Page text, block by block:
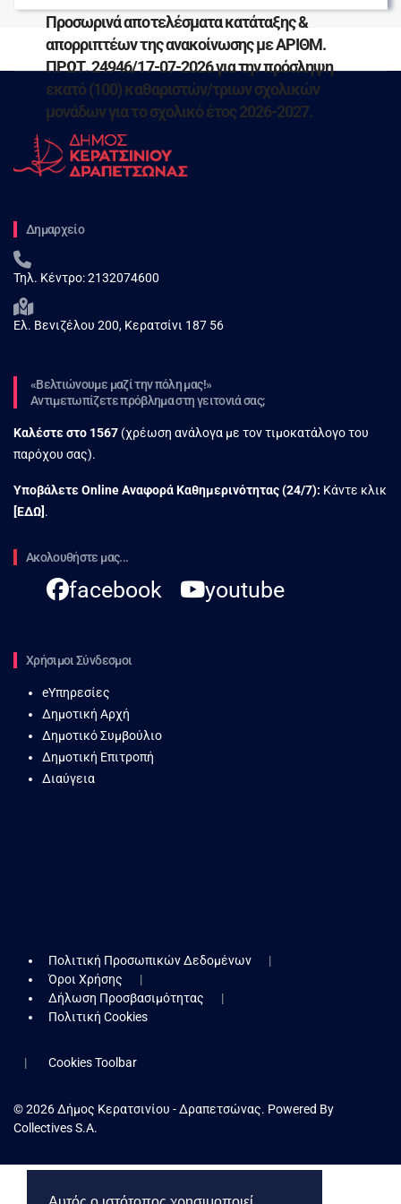
Προσωρινά αποτελέσματα κατάταξης &
απορριπτέων της ανακοίνωσης με ΑΡΙΘΜ.
ΠΡΩΤ. 24946/17-07-2026 για την πρόσληψη
εκατό (100) καθαριστών/τριων σχολικών
μονάδων για το σχολικό έτος 2026-2027.
Δημαρχείο
Τηλ. Κέντρο:2132074600
Ελ. Βενιζέλου 200, Κερατσίνι 187 56
«Βελτιώνουμε μαζί την πόλη μας!»
Αντιμετωπίζετε πρόβλημα στη γειτονιά σας;
Καλέστε στο 1567 (χρέωση ανάλογα με τον τιμοκατάλογο του
παρόχου σας).
Υποβάλετε Online Αναφορά Kαθημερινότητας (24/7): Κάντε κλικ
[ΕΔΩ] .
Ακολουθήστε μας...
facebook youtube
Χρήσιμοι Σύνδεσμοι
eΥπηρεσίες
Δημοτική Αρχή
Δημοτικό Συμβούλιο
Δημοτική Επιτροπή
Διαύγεια
Πολιτική Προσωπικών Δεδομένων
Όροι Χρήσης
Δήλωση Προσβασιμότητας
Πολιτική Cookies
Cookies Toolbar
© 2026 Δήμος Κερατσινίου - Δραπετσώνας. Powered By
Collectives S.A.